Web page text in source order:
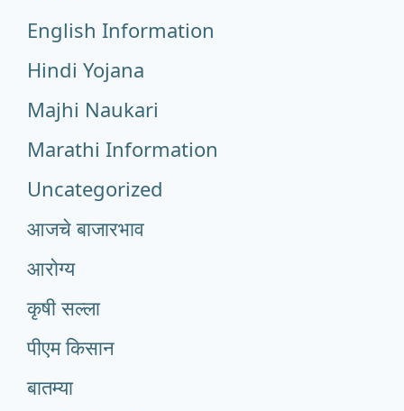
English Information
Hindi Yojana
Majhi Naukari
Marathi Information
Uncategorized
आजचे बाजारभाव
आरोग्य
कृषी सल्ला
पीएम किसान
बातम्या